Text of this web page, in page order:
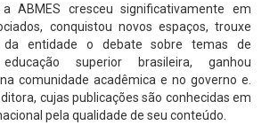
ABMES cresceu significativamente em
conquistou novos espaços, trouxe
entidade o debate sobre temas de
superior brasileira, ganhou
comunidade acadêmica e no governo e.
cujas publicações são conhecidas em
pela qualidade de seu conteúdo.